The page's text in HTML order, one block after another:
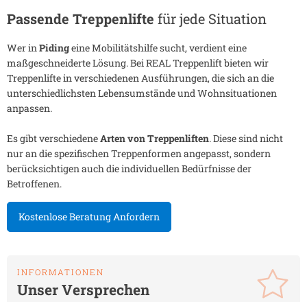
Passende Treppenlifte für jede Situation
Wer inPidingeine Mobilitätshilfe sucht, verdient eine
maßgeschneiderte Lösung. Bei REAL Treppenlift bieten wir
Treppenlifte in verschiedenen Ausführungen, die sich an die
unterschiedlichsten Lebensumstände und Wohnsituationen
anpassen.
Es gibt verschiedeneArten von Treppenliften. Diese sind nicht
nur an die spezifischen Treppenformen angepasst, sondern
berücksichtigen auch die individuellen Bedürfnisse der
Betroffenen.
Kostenlose Beratung Anfordern
INFORMATIONEN
Unser Versprechen